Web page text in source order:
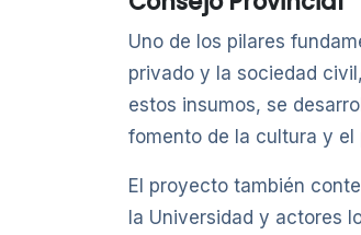
Uno de los pilares
privado y la sociedad
estos insumos, se
fomento de la cultura y el
El proyecto también
la Universidad y actores